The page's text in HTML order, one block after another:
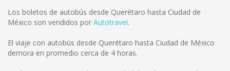
Los boletos de autobús desde Querétaro hasta Ciudad de
México son vendidos por Autotravel.
El viaje con autobús desde Querétaro hasta Ciudad de México
demora en promedio cerca de 4 horas.